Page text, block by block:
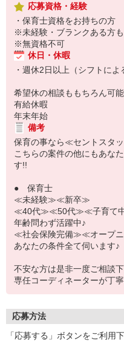
応募資格・経験
・保育士資格をお持ちの方
※未経験・ブランクある方
※無資格不可
休日・休暇
・週休2日以上（シフトによ
希望休の相談ももちろん可能
有給休暇
年末年始
備考
保育の事なら≪セントスタ
こちらの案件の他にもあな
す!!
● 保育士
≪未経験≫≪新卒≫ →
≪40代≫≪50代≫≪子育
年齢問わず活躍中♪
≪社会保険完備≫≪オー
あなたの条件全て伺います♪
不安な方は是非一度ご相談
専任コーディネーターが丁
応募方法
「応募する」ボタンをご利用